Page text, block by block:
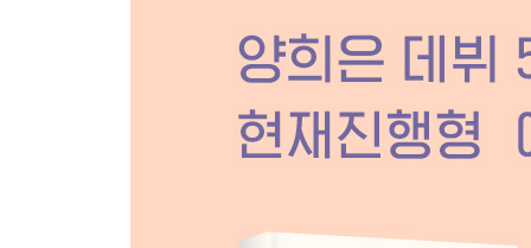
축복 같은 한낮
그때의 새벽 대중탕
냉면 같은 사람
최고의 산책 코스